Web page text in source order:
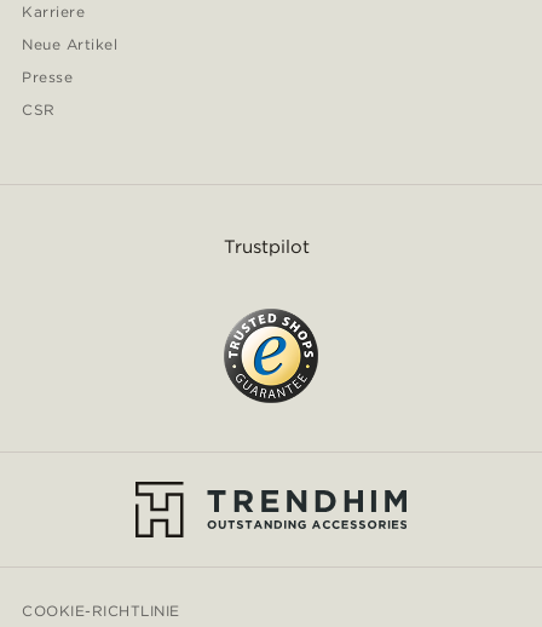
Karriere
Neue Artikel
Presse
CSR
Trustpilot
COOKIE-RICHTLINIE